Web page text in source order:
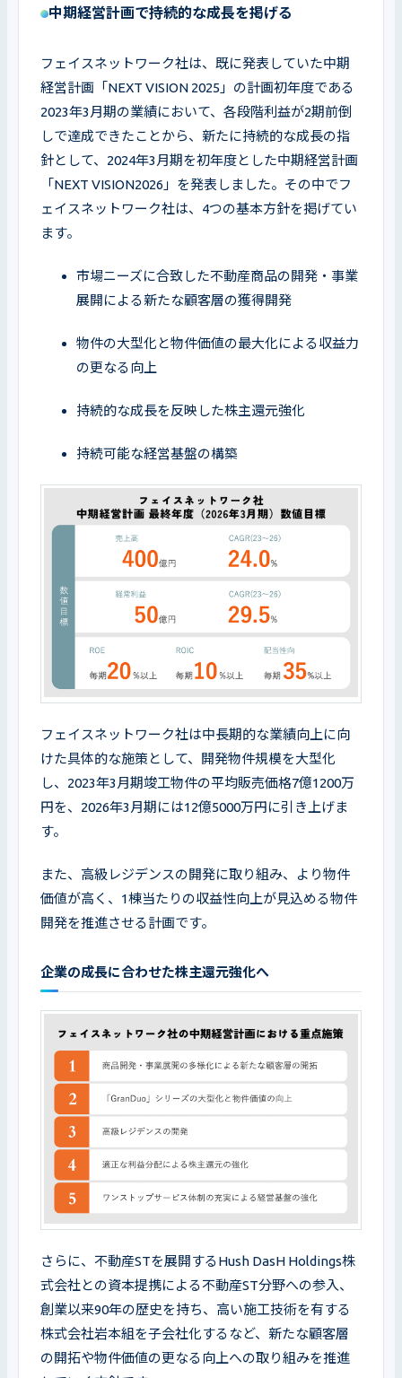
中期経営計画で持続的な成長を掲げる
フェイスネットワーク社は、既に発表していた中期
経営計画「NEXT VISION 2025」の計画初年度である
2023年3月期の業績において、各段階利益が2期前倒
しで達成できたことから、新たに持続的な成長の指
針として、2024年3月期を初年度とした中期経営計画
「NEXT VISION2026」を発表しました。その中でフ
ェイスネットワーク社は、4つの基本方針を掲げてい
ます。
市場ニーズに合致した不動産商品の開発・事業
展開による新たな顧客層の獲得開発
物件の大型化と物件価値の最大化による収益力
の更なる向上
持続的な成長を反映した株主還元強化
持続可能な経営基盤の構築
フェイスネットワーク社は中長期的な業績向上に向
けた具体的な施策として、開発物件規模を大型化
し、2023年3月期竣工物件の平均販売価格7億1200万
円を、2026年3月期には12億5000万円に引き上げま
す。
また、高級レジデンスの開発に取り組み、より物件
価値が高く、1棟当たりの収益性向上が見込める物件
開発を推進させる計画です。
企業の成長に合わせた株主還元強化へ
さらに、不動産STを展開するHush DasH Holdings株
式会社との資本提携による不動産ST分野への参入、
創業以来90年の歴史を持ち、高い施工技術を有する
株式会社岩本組を子会社化するなど、新たな顧客層
の開拓や物件価値の更なる向上への取り組みを推進